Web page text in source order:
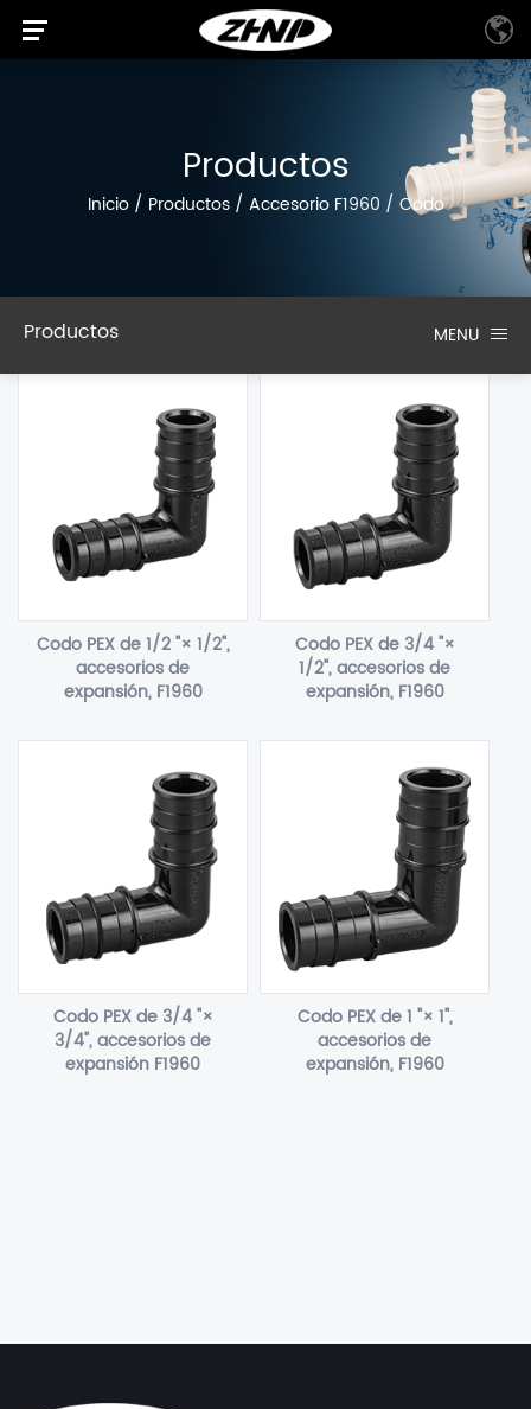
Productos
Inicio/ Productos/ Accesorio F1960 / Codo
Productos MENU
Codo PEX de 1/2 "× 1/2",
accesorios de
expansión, F1960
Codo PEX de 3/4 "×
1/2", accesorios de
expansión, F1960
Codo PEX de 3/4 "×
3/4", accesorios de
expansión F1960
Codo PEX de 1 "× 1",
accesorios de
expansión, F1960